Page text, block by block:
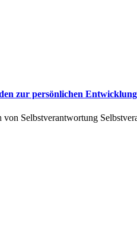
zur persönlichen Entwicklung
von Selbstverantwortung